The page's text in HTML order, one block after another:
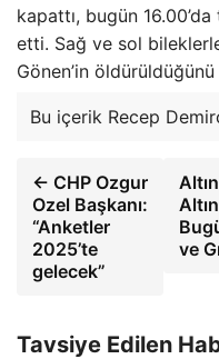
kapattı, bugün
etti. Sağ ve sol bileklerle
Gönen’in
Bu içerik Recep
← CHP Ozgur
Ozel Başkanı:
“Anketler
2025’te
gelecek”
ve
Tavsiye Edilen